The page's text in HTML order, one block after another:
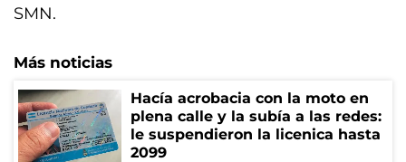
SMN.
Más noticias
Hacía acrobacia con la moto en
plena calle y la subía a las redes:
le suspendieron la licenica hasta
2099